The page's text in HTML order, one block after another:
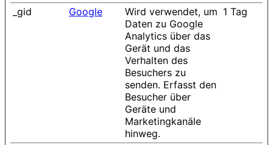
_gid Google
Wird verwendet, um
Daten zu Google
Analytics über das
Gerät und das
Verhalten des
Besuchers zu
senden. Erfasst den
Besucher über
Geräte und
Marketingkanäle
hinweg.
1 Tag